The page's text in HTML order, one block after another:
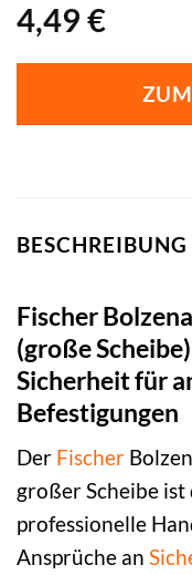
4,49 €
BESCHREIBUNG
Fischer
(große
Sicherheit für
Befestigungen
Der Fischer
großer Scheibe
professionelle
Ansprüche an